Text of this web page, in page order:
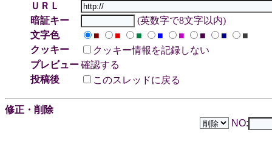
ＵＲＬ
暗証キー
(英数字で8文字以内)
文字色
■ ■ ■ ■ ■ ■ ■
■
クッキー
クッキー情報を記録しない
プレビュー確認する
投稿後
このスレッドに戻る
修正・削除
NO: